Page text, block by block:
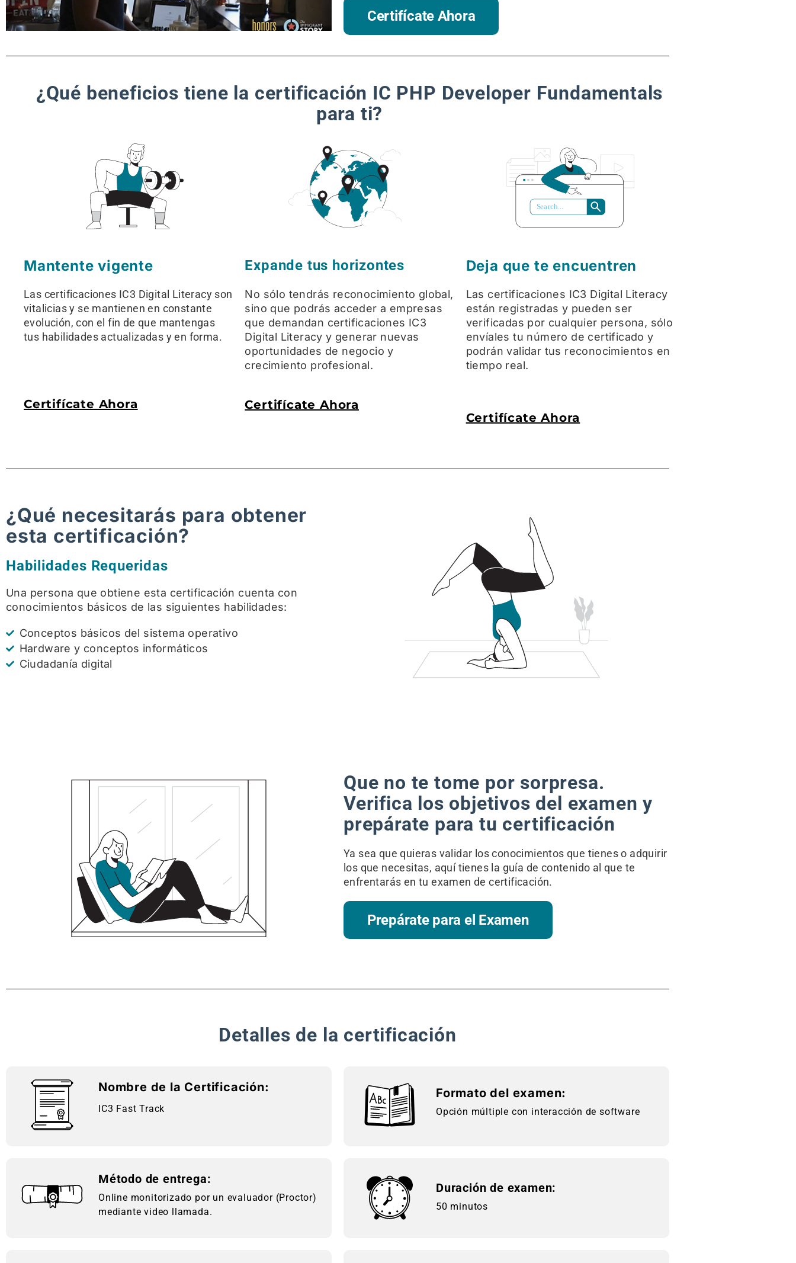
Certifícate Ahora
¿Qué beneficios tiene la certificación IC PHP Developer Fundamentals
para ti?
Mantente vigente
Las certificaciones IC3 Digital Literacy son
vitalicias y se mantienen en constante
evolución, con el fin de que mantengas
tus habilidades actualizadas y en forma.
Certifícate Ahora
Expande tus horizontes
No sólo tendrás reconocimiento global,
sino que podrás acceder a empresas
que demandan certificaciones IC3
Digital Literacy y generar nuevas
oportunidades de negocio y
crecimiento profesional.
Certifícate Ahora
Search...
Deja que te encuentren
Las certificaciones IC3 Digital Literacy
están registradas y pueden ser
verificadas por cualquier persona, sólo
envíales tu número de certificado y
podrán validar tus reconocimientos en
tiempo real.
Certifícate Ahora
¿Qué necesitarás para obtener
esta certificación?
Habilidades Requeridas
Una persona que obtiene esta certificación cuenta con
conocimientos básicos de las siguientes habilidades:
Conceptos básicos del sistema operativo
Hardware y conceptos informáticos
Ciudadanía digital
Que no te tome por sorpresa.
Verifica los objetivos del examen y
prepárate para tu certificación
Ya sea que quieras validar los conocimientos que tienes o adquirir
los que necesitas, aquí tienes la guía de contenido al que te
enfrentarás en tu examen de certificación.
Prepárate para el Examen
Detalles de la certificación
Nombre de la Certificación:
IC3 Fast Track
Método de entrega:
Online monitorizado por un evaluador (Proctor)
mediante video llamada.
Formato del examen:
Opción múltiple con interacción de software
Duración de examen:
50 minutos